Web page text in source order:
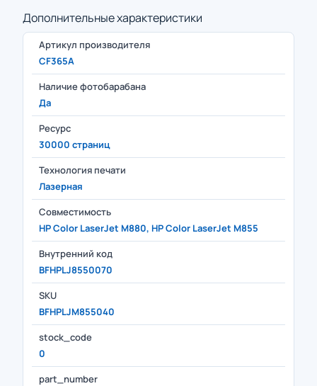
Дополнительные характеристики
Артикул производителя
CF365A
Наличие фотобарабана
Да
Ресурс
30000 страниц
Технология печати
Лазерная
Совместимость
HP Color LaserJet M880, HP Color LaserJet M855
Внутренний код
BFHPLJ8550070
SKU
BFHPLJM855040
stock_code
0
part_number